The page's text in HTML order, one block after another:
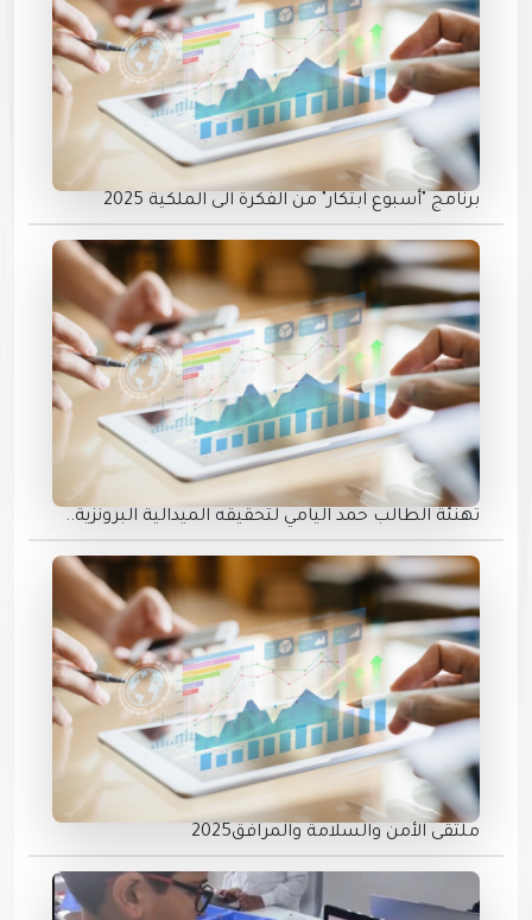
برنامج "أسبوع ابتكار" من الفكرة الى الملكية 2025
تهنئة الطالب حمد اليامي لتحقيقه الميدالية البرونزية..
ملتقى الأمن والسلامة والمرافق2025